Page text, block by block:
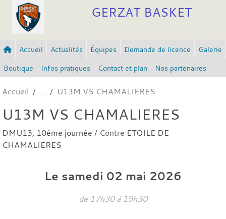
GERZAT BASKET
Accueil Actualités Équipes Demande de licence
Galerie
Boutique
Infos pratiques Contact et plan Nos partenaires
Accueil U13M VS CHAMALIERES
U13M VS CHAMALIERES
DMU13, 10ème journée / Contre ETOILE DE
CHAMALIERES
Le samedi 02 mai 2026
de 17h30 à 19h30
Panneau de gestion des cookies